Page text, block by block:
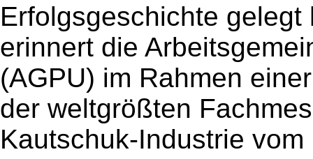
Erfolgsgeschichte
erinnert die
(AGPU) im Rahmen
der weltgrößten
Kautschuk-Industrie